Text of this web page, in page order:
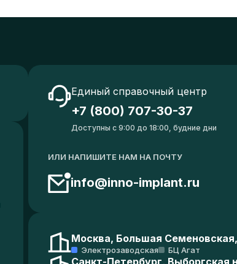
Единый справочный центр
+7 (800) 707-30-37
Доступны с 9:00 до 18:00, будние дни
ИЛИ НАПИШИТЕ НАМ НА ПОЧТУ
info@inno-implant.ru
Москва, Большая
Электрозаводская БЦ Агат
Санкт-Петербург, Выборгская